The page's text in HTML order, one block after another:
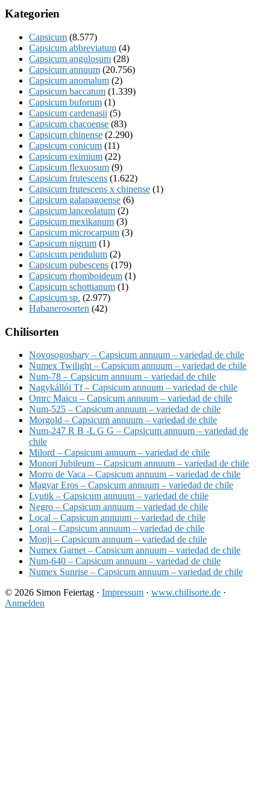
Kategorien
Capsicum (8.577)
Capsicum abbreviatum (4)
Capsicum angulosum (28)
Capsicum annuum (20.756)
Capsicum anomalum (2)
Capsicum baccatum (1.339)
Capsicum buforum (1)
Capsicum cardenasii (5)
Capsicum chacoense (83)
Capsicum chinense (2.290)
Capsicum conicum (11)
Capsicum eximium (22)
Capsicum flexuosum (9)
Capsicum frutescens (1.622)
Capsicum frutescens x chinense (1)
Capsicum galapagoense (6)
Capsicum lanceolatum (2)
Capsicum mexikanum (3)
Capsicum microcarpum (3)
Capsicum nigrum (1)
Capsicum pendulum (2)
Capsicum pubescens (179)
Capsicum rhomboideum (1)
Capsicum schottianum (1)
Capsicum sp. (2.977)
Habanerosorten (42)
Chilisorten
Novosogoshary – Capsicum annuum – variedad de chile
Numex Twilight – Capsicum annuum – variedad de chile
Num-78 – Capsicum annuum – variedad de chile
Nagykállói Tf – Capsicum annuum – variedad de chile
Omrc Maicu – Capsicum annuum – variedad de chile
Num-525 – Capsicum annuum – variedad de chile
Morgold – Capsicum annuum – variedad de chile
Num-247 R B -L G G – Capsicum annuum – variedad de
chile
Milord – Capsicum annuum – variedad de chile
Monori Jubileum – Capsicum annuum – variedad de chile
Morro de Vaca – Capsicum annuum – variedad de chile
Magyar Eros – Capsicum annuum – variedad de chile
Lyutik – Capsicum annuum – variedad de chile
Negro – Capsicum annuum – variedad de chile
Local – Capsicum annuum – variedad de chile
Lorai – Capsicum annuum – variedad de chile
Monji – Capsicum annuum – variedad de chile
Numex Garnet – Capsicum annuum – variedad de chile
Num-640 – Capsicum annuum – variedad de chile
Numex Sunrise – Capsicum annuum – variedad de chile
© 2026 Simon Feiertag · Impressum · www.chilisorte.de ·
Anmelden